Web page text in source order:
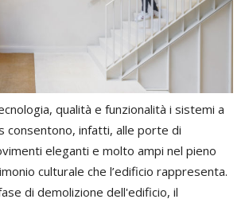
qualità e funzionalità i sistemi a
consentono, infatti, alle porte di
eleganti e molto ampi nel pieno
culturale che l’edificio rappresenta.
di demolizione dell'edificio, il